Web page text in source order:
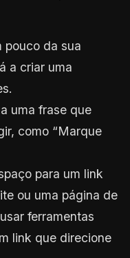
pouco da sua
a criar uma
uma frase que
como “Marque
para um link
ou uma página de
ferramentas
link que direcione